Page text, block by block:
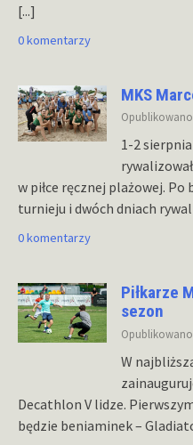
[...]
0 komentarzy
MKS
1-2
w piłce ręcznej plażowej.
turnieju i dwóch dniach
0 komentarzy
Piłkarze
sezon
W
Decathlon V lidze.
będzie beniaminek –